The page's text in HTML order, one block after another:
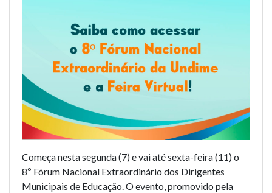
Começa nesta segunda (7) e vai até sexta-feira (11) o
8º Fórum Nacional Extraordinário dos Dirigentes
Municipais de Educação. O evento, promovido pela